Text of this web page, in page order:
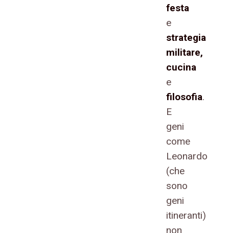
festa
e
strategia
militare,
cucina
e
filosofia.
E
geni
come
Leonardo
(che
sono
geni
itineranti)
non